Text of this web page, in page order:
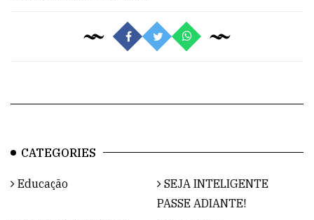
CATEGORIES
Educação
SEJA INTELIGENTE
PASSE ADIANTE!